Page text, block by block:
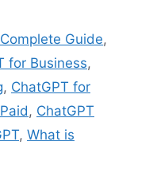
Guide,
for Business,
, ChatGPT for
, ChatGPT
, What is